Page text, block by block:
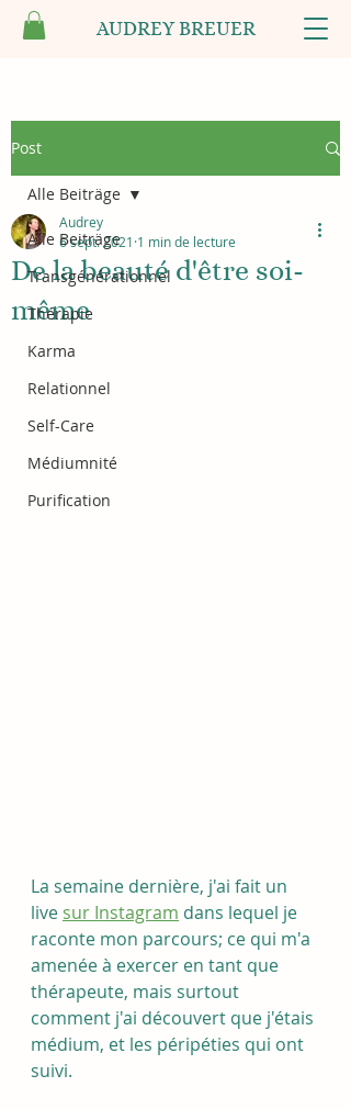
AUDREY BREUER
Post
Alle Beiträge
Transgénérationnel
Thérapie
Karma
Relationnel
Self-Care
Médiumnité
Purification
Alle Beiträge
De la beauté d'être soi-
même
Audrey
6 sept. 2021 1 min de lecture
La semaine dernière, j'ai fait un
live sur Instagram dans lequel je
raconte mon parcours; ce qui m'a
amenée à exercer en tant que
thérapeute, mais surtout
comment j'ai découvert que j'étais
médium, et les péripéties qui ont
suivi.